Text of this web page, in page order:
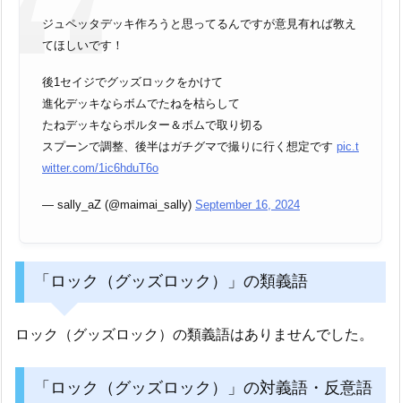
ジュペッタデッキ作ろうと思ってるんですが意見有れば教え
てほしいです！
後1セイジでグッズロックをかけて
進化デッキならボムでたねを枯らして
たねデッキならポルター＆ボムで取り切る
スプーンで調整、後半はガチグマで撮りに行く想定です pic.t
witter.com/1ic6hduT6o
— sally_aZ (@maimai_sally) September 16, 2024
「ロック（グッズロック）」の類義語
ロック（グッズロック）の類義語はありませんでした。
「ロック（グッズロック）」の対義語・反意語